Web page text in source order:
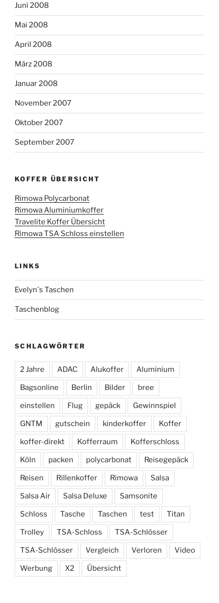
Juni 2008
Mai 2008
April 2008
März 2008
Januar 2008
November 2007
Oktober 2007
September 2007
KOFFER ÜBERSICHT
Rimowa Polycarbonat
Rimowa Aluminiumkoffer
Travelite Koffer Übersicht
Rimowa TSA Schloss einstellen
LINKS
Evelyn´s Taschen
Taschenblog
SCHLAGWÖRTER
2 Jahre ADAC Alukoffer Aluminium
Bagsonline Berlin Bilder bree
einstellen Flug gepäck Gewinnspiel
GNTM gutschein kinderkoffer Koffer
koffer-direkt Kofferraum Kofferschloss
Köln packen polycarbonat Reisegepäck
Reisen Rillenkoffer Rimowa Salsa
Salsa Air Salsa Deluxe Samsonite
Schloss Tasche Taschen test Titan
Trolley TSA-Schloss TSA-Schlösser
TSA-Schlösser Vergleich Verloren Video
Werbung X2 Übersicht